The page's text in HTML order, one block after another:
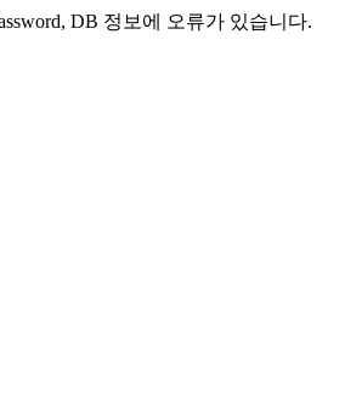
DB 정보에 오류가 있습니다.